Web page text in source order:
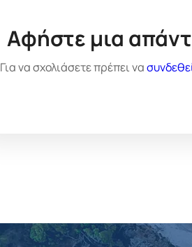
Αφήστε μια
Για να σχολιάσετε πρέπει να